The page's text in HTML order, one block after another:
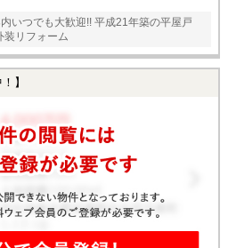
いつでも大歓迎!! 平成21年築の平屋戸
装リフォーム
】